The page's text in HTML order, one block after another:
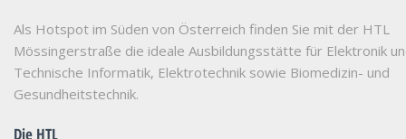
Als Hotspot im Süden von Österreich finden Sie mit der HTL
Mössingerstraße die ideale Ausbildungsstätte für Elektronik
Technische Informatik, Elektrotechnik sowie Biomedizin- und
Gesundheitstechnik.
Die HTL